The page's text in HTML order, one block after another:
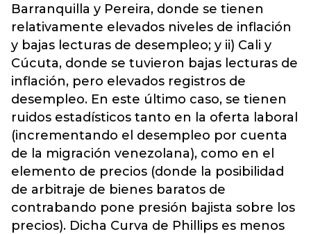
Barranquilla y Pereira, donde se tienen
relativamente elevados niveles de inflación
y bajas lecturas de desempleo; y ii) Cali y
Cúcuta, donde se tuvieron bajas lecturas de
inflación, pero elevados registros de
desempleo. En este último caso, se tienen
ruidos estadísticos tanto en la oferta laboral
(incrementando el desempleo por cuenta
de la migración venezolana), como en el
elemento de precios (donde la posibilidad
de arbitraje de bienes baratos de
contrabando pone presión bajista sobre los
precios). Dicha Curva de Phillips es menos